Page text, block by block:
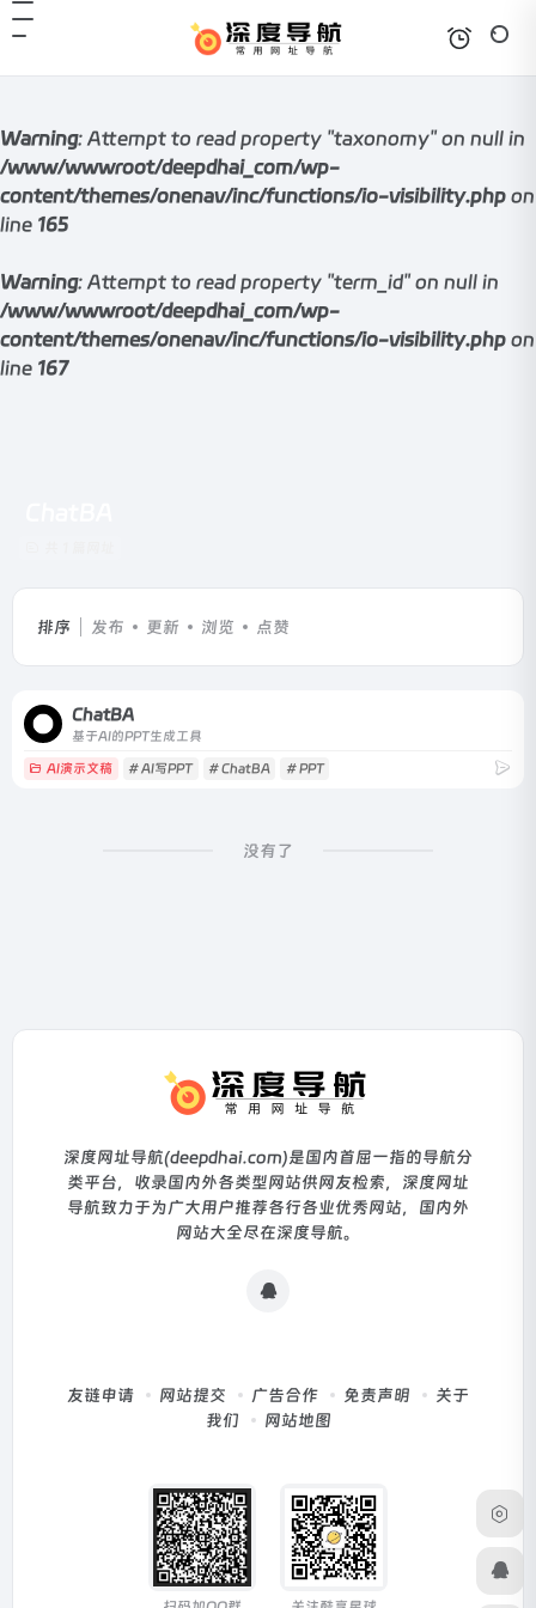
Warning: Attempt to read property "taxonomy" on null in
/www/wwwroot/deepdhai_com/wp-
content/themes/onenav/inc/functions/io-visibility.php on
line 165
Warning: Attempt to read property "term_id" on null in
/www/wwwroot/deepdhai_com/wp-
content/themes/onenav/inc/functions/io-visibility.php on
line 167
排序 发布 更新 浏览 点赞
ChatBA
基于AI的PPT生成工具
AI演示文稿 # AI写PPT # ChatBA # PPT
没有了
深度网址导航(deepdhai.com)是国内首屈一指的导航分
类平台，收录国内外各类型网站供网友检索，深度网址
导航致力于为广大用户推荐各行各业优秀网站，国内外
网站大全尽在深度导航。
友链申请 网站提交 广告合作 免责声明
关于
我们
网站地图